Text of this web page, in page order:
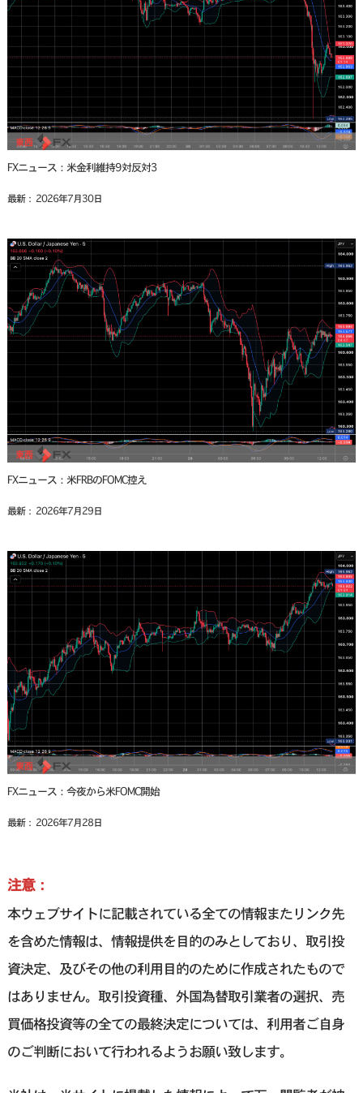
FXニュース：米金利維持9対反対3
最新： 2026年7月30日
FXニュース：米FRBのFOMC控え
最新： 2026年7月29日
FXニュース：今夜から米FOMC開始
最新： 2026年7月28日
注意：
本ウェブサイトに記載されている全ての情報またリンク先
を含めた情報は、情報提供を目的のみとしており、取引投
資決定、及びその他の利用目的のために作成されたもので
はありません。取引投資種、外国為替取引業者の選択、売
買価格投資等の全ての最終決定については、利用者ご自身
のご判断において行われるようお願い致します。